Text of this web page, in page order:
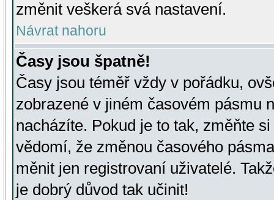
změnit veškerá svá nastavení.
Návrat nahoru
Časy jsou špatně!
Časy jsou téměř vždy v pořádku,
zobrazené v jiném časovém pásmu
nacházíte. Pokud je to tak, změňte
vědomí, že změnou časového
měnit jen registrovaní uživatelé.
je dobrý důvod tak učinit!